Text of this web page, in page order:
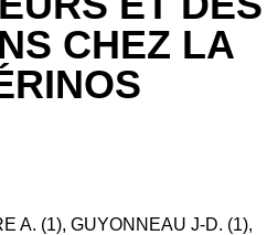
CHEZ LA
A. (1), GUYONNEAU J-D. (1),